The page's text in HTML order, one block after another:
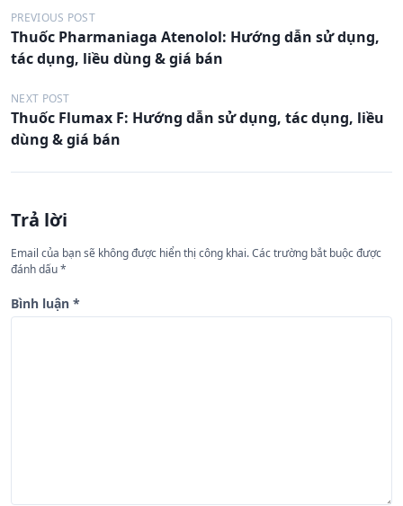
Đ
i
u
h
n
b
à
i
PREVIOUS POST
Thuốc Pharmaniaga Atenolol: Hướng dẫn sử dụng,
tác dụng, liều dùng & giá bán
NEXT POST
Thuốc Flumax F: Hướng dẫn sử dụng, tác dụng, liều
dùng & giá bán
Trả lời
Email của bạn sẽ không được hiển thị công khai.Các trường bắt buộc được
đánh dấu*
Bình luận *